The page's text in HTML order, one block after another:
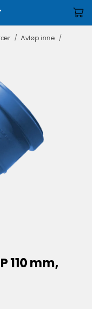
/ Avløp inne /
110 mm,